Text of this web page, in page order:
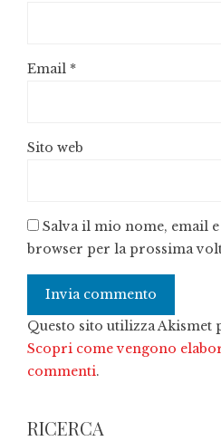
Email *
Sito web
Salva il mio nome, email
browser per la prossima
Questo sito utilizza
Scopri come vengono
commenti.
RICERCA